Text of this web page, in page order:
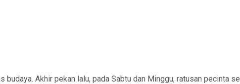
Akhir pekan lalu, pada Sabtu dan Minggu, ratusan pecinta